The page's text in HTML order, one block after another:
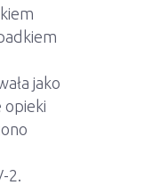
jako
opieki
2.